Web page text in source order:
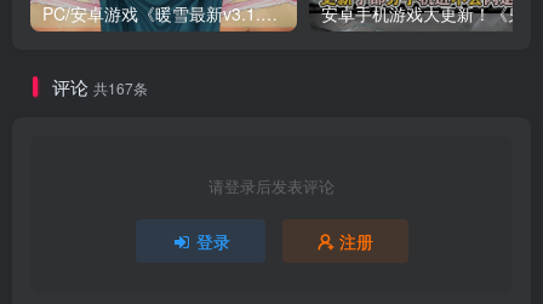
PC/安卓游戏《暖雪最新v3.1.0.1》终业DLC整合版！
评论 共167条
请登录后发表评论
登录 注册